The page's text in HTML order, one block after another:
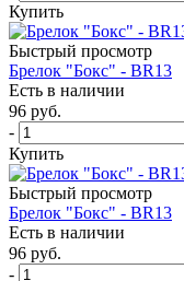
Купить
Быстрый просмотр
Брелок "Бокс" - BR13
Есть в наличии
96 руб.
-
Купить
Быстрый просмотр
Брелок "Бокс" - BR13
Есть в наличии
96 руб.
-